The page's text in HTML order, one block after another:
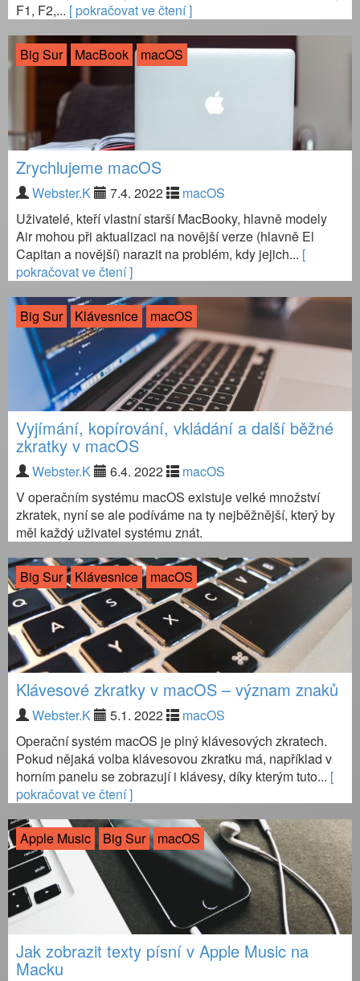
F1, F2,... [ pokračovat ve čtení ]
Big Sur MacBook macOS
Zrychlujeme macOS
Webster.K 7.4. 2022
macOS
Uživatelé, kteří vlastní starší MacBooky, hlavně modely
Air mohou při aktualizaci na novější verze (hlavně El
Capitan a novější) narazit na problém, kdy jejich... [
pokračovat ve čtení ]
Big Sur Klávesnice macOS
Vyjímání, kopírování, vkládání a další běžné
zkratky v macOS
Webster.K 6.4. 2022
macOS
V operačním systému macOS existuje velké množství
zkratek, nyní se ale podíváme na ty nejběžnější, který by
měl každý uživatel systému znát.
Big Sur Klávesnice macOS
Klávesové zkratky v macOS – význam znaků
Webster.K 5.1. 2022
macOS
Operační systém macOS je plný klávesových zkratech.
Pokud nějaká volba klávesovou zkratku má, například v
horním panelu se zobrazují i klávesy, díky kterým tuto... [
pokračovat ve čtení ]
Apple Music Big Sur macOS
Jak zobrazit texty písní v Apple Music na
Macku